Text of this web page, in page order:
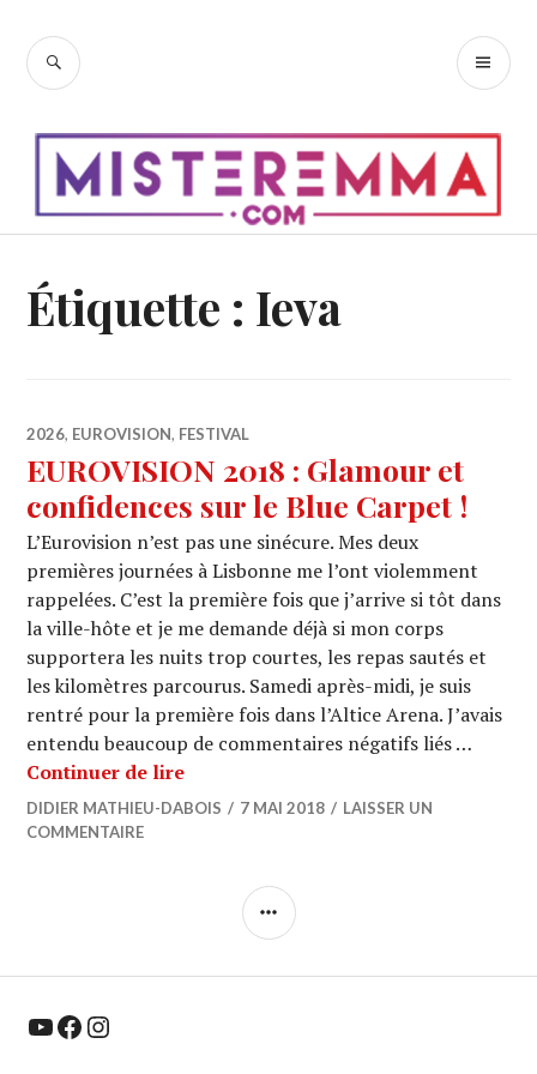
contenu
RECHERCHE
Étiquette : Ieva
2026, EUROVISION, FESTIVAL
EUROVISION 2018 : Glamour et
confidences sur le Blue Carpet !
L’Eurovision n’est pas une sinécure. Mes deux
premières journées à Lisbonne me l’ont violemment
rappelées. C’est la première fois que j’arrive si tôt dans
la ville-hôte et je me demande déjà si mon corps
supportera les nuits trop courtes, les repas sautés et
les kilomètres parcourus. Samedi après-midi, je suis
rentré pour la première fois dans l’Altice Arena. J’avais
entendu beaucoup de commentaires négatifs liés …
Continuer de lireEUROVISION 2018 : Glamour et
DIDIER MATHIEU-DABOIS 7 MAI 2018
LAISSER UN
COMMENTAIRE
COLONNE
YouTube Facebook Instagram